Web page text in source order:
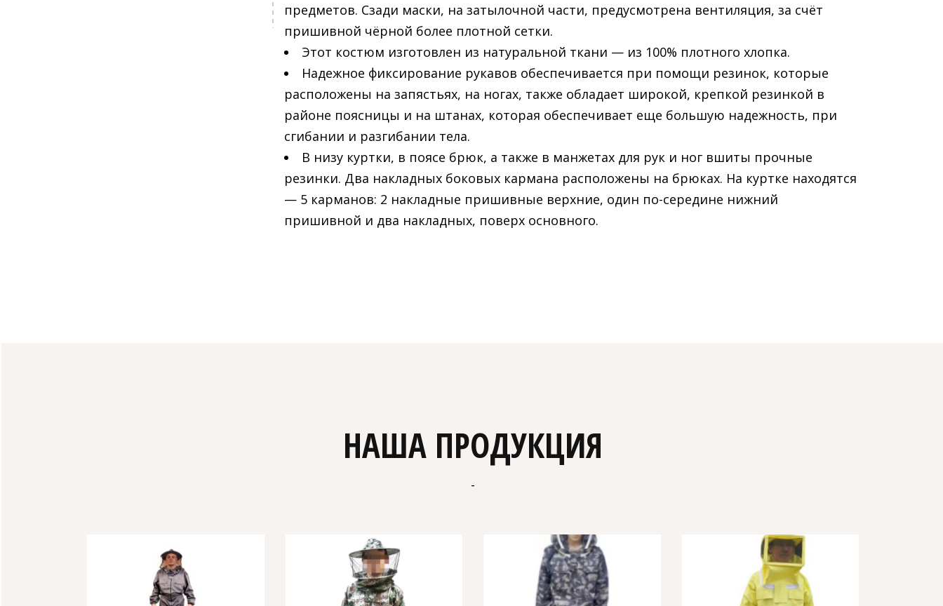
предметов. Сзади маски, на затылочной части, предусмотрена вентиляция, за счёт
пришивной чёрной более плотной сетки.
Этот костюм изготовлен из натуральной ткани — из 100% плотного хлопка.
Надежное фиксирование рукавов обеспечивается при помощи резинок, которые
расположены на запястьях, на ногах, также обладает широкой, крепкой резинкой в
районе поясницы и на штанах, которая обеспечивает еще большую надежность, при
сгибании и разгибании тела.
В низу куртки, в поясе брюк, а также в манжетах для рук и ног вшиты прочные
резинки. Два накладных боковых кармана расположены на брюках. На куртке находятся
— 5 карманов: 2 накладные пришивные верхние, один по-середине нижний
пришивной и два накладных, поверх основного.
НАША ПРОДУКЦИЯ
-